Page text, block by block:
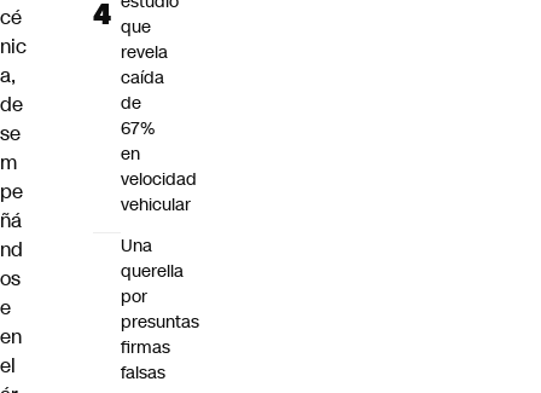
cé
nic
a,
de
se
m
pe
ñá
nd
os
e
en
el
que
revela
caída
de
67%
en
velocidad
vehicular
Una
querella
por
presuntas
firmas
falsas